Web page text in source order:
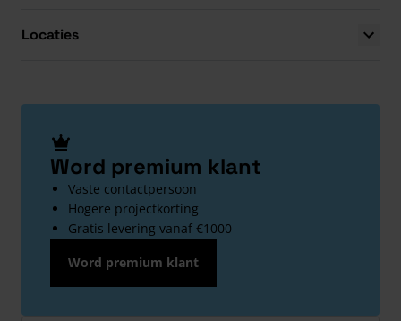
Locaties
Word premium klant
Vaste contactpersoon
Hogere projectkorting
Gratis levering vanaf €1000
Word premium klant